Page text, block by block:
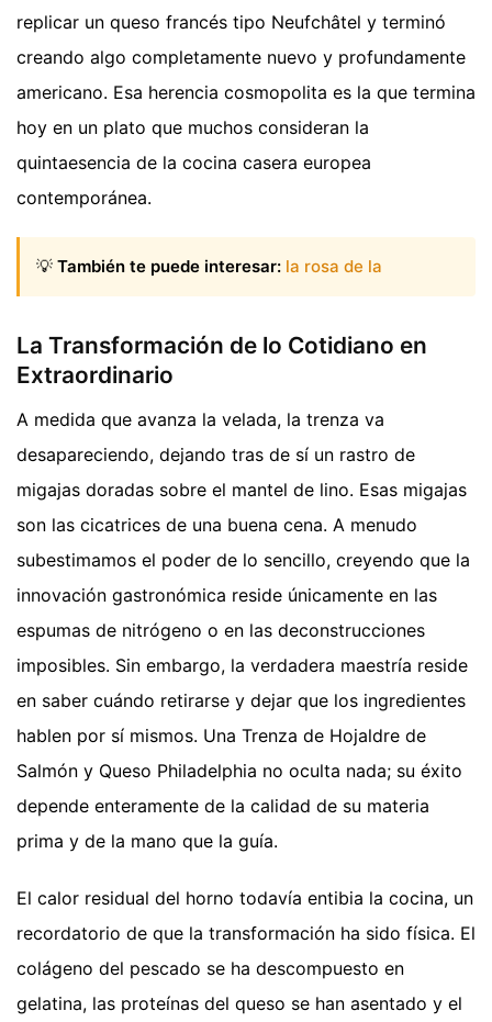
replicar un queso francés tipo Neufchâtel y terminó
creando algo completamente nuevo y profundamente
americano. Esa herencia cosmopolita es la que termina
hoy en un plato que muchos consideran la
quintaesencia de la cocina casera europea
contemporánea.
💡 También te puede interesar: la rosa de la
La Transformación de lo Cotidiano en
Extraordinario
A medida que avanza la velada, la trenza va
desapareciendo, dejando tras de sí un rastro de
migajas doradas sobre el mantel de lino. Esas migajas
son las cicatrices de una buena cena. A menudo
subestimamos el poder de lo sencillo, creyendo que la
innovación gastronómica reside únicamente en las
espumas de nitrógeno o en las deconstrucciones
imposibles. Sin embargo, la verdadera maestría reside
en saber cuándo retirarse y dejar que los ingredientes
hablen por sí mismos. Una Trenza de Hojaldre de
Salmón y Queso Philadelphia no oculta nada; su éxito
depende enteramente de la calidad de su materia
prima y de la mano que la guía.
El calor residual del horno todavía entibia la cocina, un
recordatorio de que la transformación ha sido física. El
colágeno del pescado se ha descompuesto en
gelatina, las proteínas del queso se han asentado y el